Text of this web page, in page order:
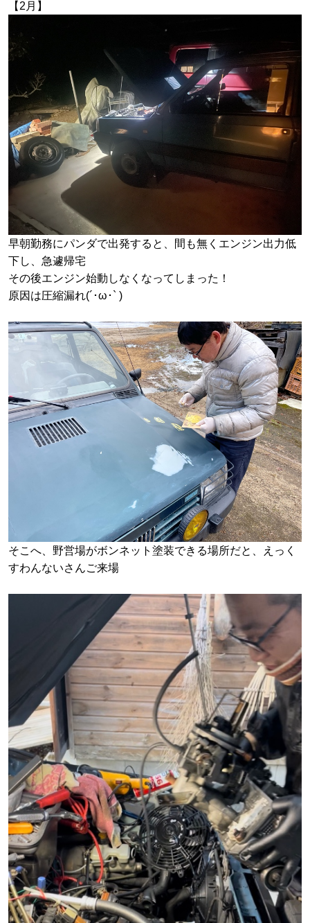
【2月】
早朝勤務にパンダで出発すると、間も無くエンジン出力低
下し、急遽帰宅
その後エンジン始動しなくなってしまった！
原因は圧縮漏れ(´･ω･` )
そこへ、野営場がボンネット塗装できる場所だと、えっく
すわんないさんご来場